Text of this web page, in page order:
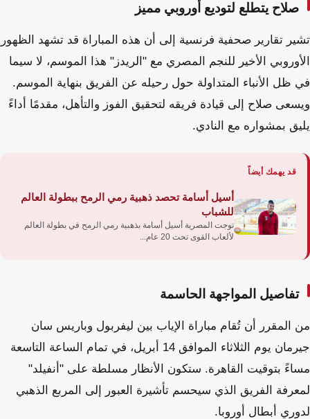
صلاح يتطلع لتوديع أوروبي مميز
تشير تقارير صحفية فرنسية إلى أن هذه المباراة قد تشهد الظهور
الأوروبي الأخير للنجم المصري مع "الريدز" هذا الموسم، لا سيما
في ظل الأنباء المتداولة حول رحيله عن الفريق بنهاية الموسم.
ويسعى صلاح إلى قيادة فريقه لتحقيق الفوز والتأهل، مقدمًا أداءً
يليق بمشواره مع النادي.
قد يهمك أيضاً
أسيل أسامة تحصد ذهبية رمي الرمح ببطولة العالم
للشباب
توجت المصرية أسيل أسامة بذهبية رمي الرمح في بطولة العالم
لألعاب القوى تحت 20 عام...
تفاصيل المواجهة الحاسمة
من المقرر أن تُقام مباراة الإياب بين ليفربول وباريس سان
جيرمان يوم الثلاثاء الموافق 14 أبريل، في تمام الساعة التاسعة
مساءً بتوقيت القاهرة. ستكون الأنظار مسلطة على "أنفيلد"
لمعرفة الفريق الذي سيحسم تأشيرة العبور إلى المربع الذهبي
لدوري أبطال أوروبا.